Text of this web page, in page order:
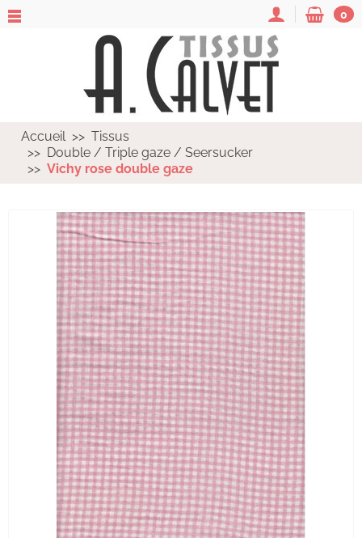
0
Accueil
Tissus
Double / Triple gaze / Seersucker
Vichy rose double gaze